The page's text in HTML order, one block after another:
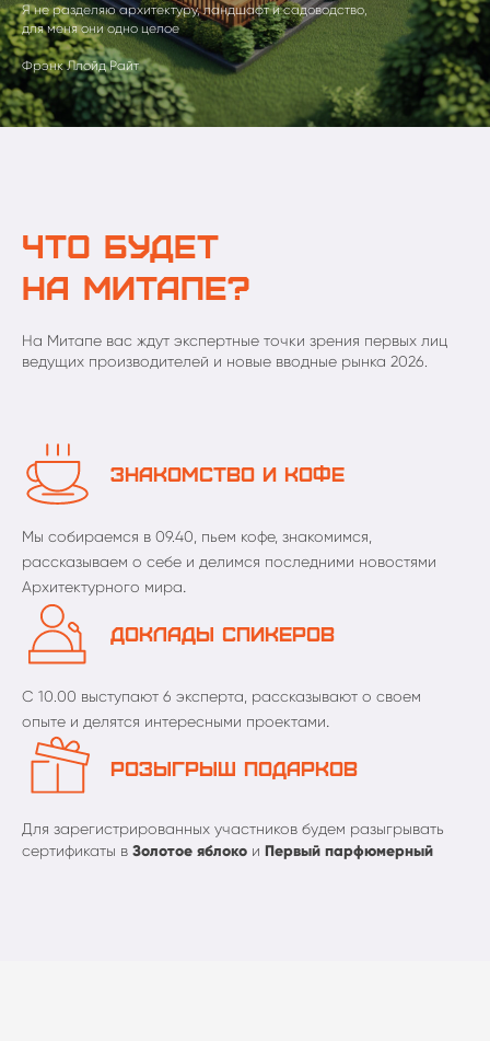
Я не разделяю архитектуру, ландшафт и садоводство,
для меня они одно целое
Фрэнк Ллойд Райт
Что будет
на митапе?
На Митапе вас ждут экспертные точки зрения первых лиц
ведущих производителей и новые вводные рынка 2026.
Знакомство и кофе
Мы собираемся в 09.40, пьем кофе, знакомимся,
рассказываем о себе и делимся последними новостями
Архитектурного мира.
Доклады спикеров
С 10.00 выступают 6 эксперта, рассказывают о своем
опыте и делятся интересными проектами.
Розыгрыш подарков
Для зарегистрированных участников будем разыгрывать
сертификаты в Золотое яблоко и Первый парфюмерный